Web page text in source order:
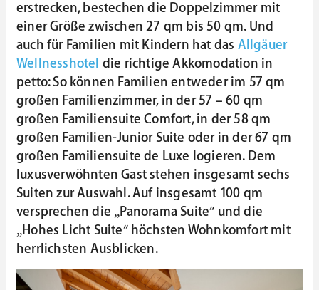
erstrecken, bestechen die Doppelzimmer mit
einer Größe zwischen 27 qm bis 50 qm. Und
auch für Familien mit Kindern hat das Allgäuer
Wellnesshotel die richtige Akkomodation in
petto: So können Familien entweder im 57 qm
großen Familienzimmer, in der 57 – 60 qm
großen Familiensuite Comfort, in der 58 qm
großen Familien-Junior Suite oder in der 67 qm
großen Familiensuite de Luxe logieren. Dem
luxusverwöhnten Gast stehen insgesamt sechs
Suiten zur Auswahl. Auf insgesamt 100 qm
versprechen die „Panorama Suite“ und die
„Hohes Licht Suite“ höchsten Wohnkomfort mit
herrlichsten Ausblicken.